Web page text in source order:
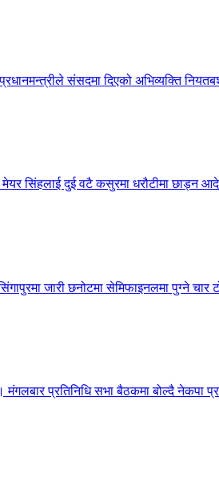
संसदमा दिएको अभिव्यक्ति नियतबश
सिंहलाई दुई वटै कसुरमा धरौटीमा छाड्न
जारी छनोटमा सेमिफाइनलमा पुग्ने चार
छ। मंगलबार प्रतिनिधि सभा बैठकमा बोल्दै